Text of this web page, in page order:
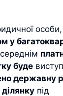
особи,
у
буде
державну
під